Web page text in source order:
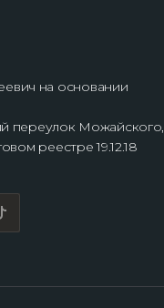
на основании
переулок Можайского,
реестре 19.12.18